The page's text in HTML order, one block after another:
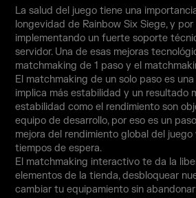
La salud del juego tiene una
longevidad de Rainbow Six Siege, y
implementando un fuerte soporte
servidor. Una de esas mejoras
matchmaking de 1 paso y el
El matchmaking de un solo paso es
implica más estabilidad y un resultado
estabilidad como el rendimiento son
equipo de desarrollo, por eso es un
mejora del rendimiento global del
tiempos de espera.
El matchmaking interactivo te da la
elementos de la tienda, desbloquear
cambiar tu equipamiento sin